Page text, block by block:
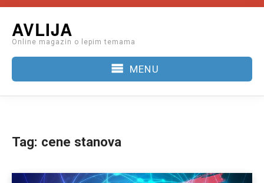
content
AVLIJA
Online magazin o lepim temama
MENU
Tag: cene stanova